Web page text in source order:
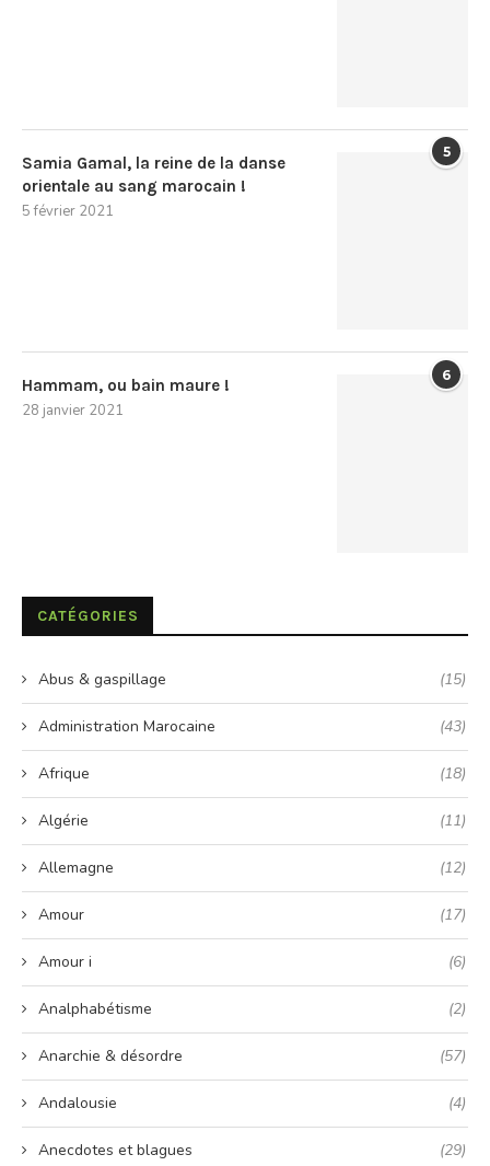
5
Samia Gamal, la reine de la danse
orientale au sang marocain !
5 février 2021
6
Hammam, ou bain maure !
28 janvier 2021
CATÉGORIES
Abus & gaspillage (15)
Administration Marocaine (43)
Afrique (18)
Algérie (11)
Allemagne (12)
Amour (17)
Amour i (6)
Analphabétisme (2)
Anarchie & désordre (57)
Andalousie (4)
Anecdotes et blagues (29)